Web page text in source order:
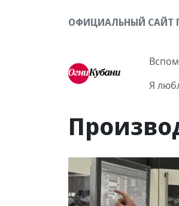
ОФИЦИАЛЬНЫЙ САЙТ
Я